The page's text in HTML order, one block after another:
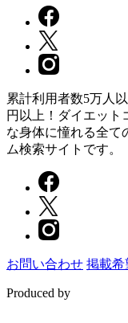
累計利用者数5万人
円以上！ダイエット
な身体に憧れる全て
ム検索サイトです。
お問い合わせ 掲載希
Produced by